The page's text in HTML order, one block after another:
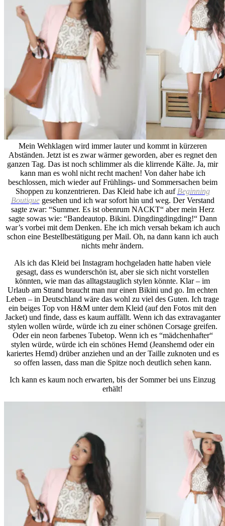
Mein Wehklagen wird immer lauter und kommt in kürzeren
Abständen. Jetzt ist es zwar wärmer geworden, aber es regnet den
ganzen Tag. Das ist noch schlimmer als die klirrende Kälte. Ja, mir
kann man es wohl nicht recht machen! Von daher habe ich
beschlossen, mich wieder auf Frühlings- und Sommersachen beim
Shoppen zu konzentrieren. Das Kleid habe ich auf Beginning
Boutiquegesehen und ich war sofort hin und weg. Der Verstand
sagte zwar: “Summer. Es ist obenrum NACKT“ aber mein Herz
sagte sowas wie: “Bandeautop. Bikini. Dingdingdingding!“ Dann
war’s vorbei mit dem Denken. Ehe ich mich versah bekam ich auch
schon eine Bestellbestätigung per Mail. Oh, na dann kann ich auch
nichts mehr ändern.
Als ich das Kleid bei Instagram hochgeladen hatte haben viele
gesagt, dass es wunderschön ist, aber sie sich nicht vorstellen
könnten, wie man das alltagstauglich stylen könnte. Klar – im
Urlaub am Strand braucht man nur einen Bikini und go. Im echten
Leben – in Deutschland wäre das wohl zu viel des Guten. Ich trage
ein beiges Top von H&M unter dem Kleid (auf den Fotos mit den
Jacket) und finde, dass es kaum auffällt. Wenn ich das extravaganter
stylen wollen würde, würde ich zu einer schönen Corsage greifen.
Oder ein neon farbenes Tubetop. Wenn ich es “mädchenhafter“
stylen würde, würde ich ein schönes Hemd (Jeanshemd oder ein
kariertes Hemd) drüber anziehen und an der Taille zuknoten und es
so offen lassen, dass man die Spitze noch deutlich sehen kann.
Ich kann es kaum noch erwarten, bis der Sommer bei uns Einzug
erhält!